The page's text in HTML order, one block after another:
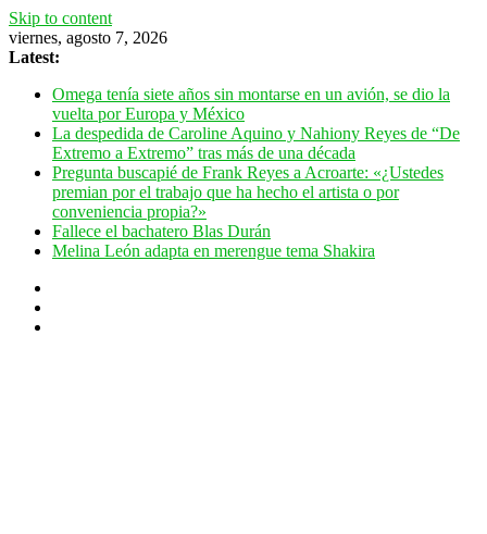
Skip to content
viernes, agosto 7, 2026
Latest:
Omega tenía siete años sin montarse en un avión, se dio la
vuelta por Europa y México
La despedida de Caroline Aquino y Nahiony Reyes de “De
Extremo a Extremo” tras más de una década
Pregunta buscapié de Frank Reyes a Acroarte: «¿Ustedes
premian por el trabajo que ha hecho el artista o por
conveniencia propia?»
Fallece el bachatero Blas Durán
Melina León adapta en merengue tema Shakira